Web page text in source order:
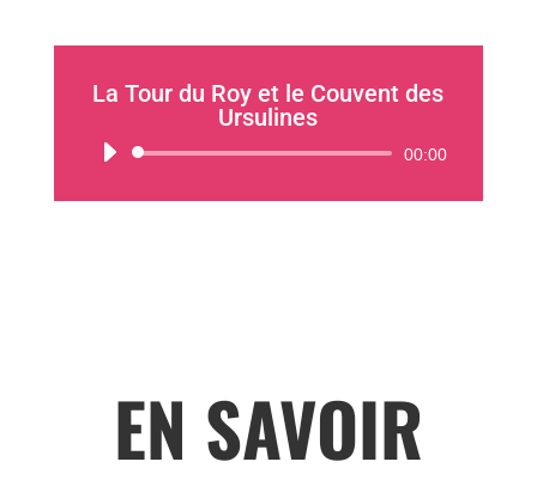
La Tour du Roy et le Couvent des
Ursulines
Lecteur
00:00
EN SAVOIR